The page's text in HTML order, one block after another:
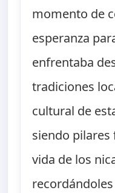
momento de
esperanza
enfrentaba
tradiciones
cultural de
siendo pilares
vida de los